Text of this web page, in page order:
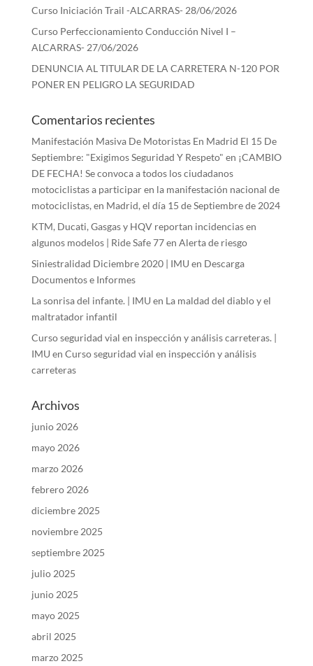
Curso Iniciación Trail -ALCARRAS- 28/06/2026
Curso Perfeccionamiento Conducción Nivel I –
ALCARRAS- 27/06/2026
DENUNCIA AL TITULAR DE LA CARRETERA N-120 POR
PONER EN PELIGRO LA SEGURIDAD
Comentarios recientes
Manifestación Masiva De Motoristas En Madrid El 15 De
Septiembre: "Exigimos Seguridad Y Respeto" en ¡CAMBIO
DE FECHA! Se convoca a todos los ciudadanos
motociclistas a participar en la manifestación nacional de
motociclistas, en Madrid, el día 15 de Septiembre de 2024
KTM, Ducati, Gasgas y HQV reportan incidencias en
algunos modelos | Ride Safe 77en Alerta de riesgo
Siniestralidad Diciembre 2020 | IMU en Descarga
Documentos e Informes
La sonrisa del infante. | IMU en La maldad del diablo y el
maltratador infantil
Curso seguridad vial en inspección y análisis carreteras. |
IMU en Curso seguridad vial en inspección y análisis
carreteras
Archivos
junio 2026
mayo 2026
marzo 2026
febrero 2026
diciembre 2025
noviembre 2025
septiembre 2025
julio 2025
junio 2025
mayo 2025
abril 2025
marzo 2025